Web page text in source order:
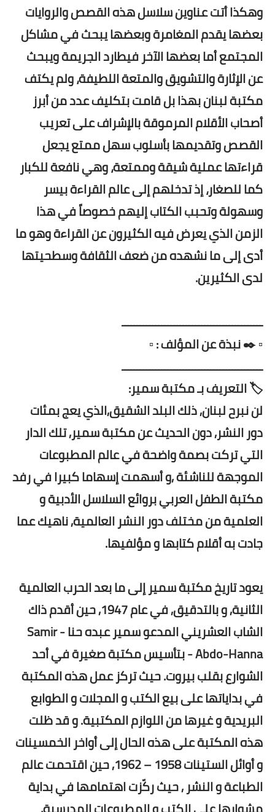
وهكذا أتت عناوين سلاسل هذه القصص والروايات
بعضها يقدم المغامرة وبعضها يبحث في مشاكل
المجتمع أما بعضها الآخر فيطارد الجريمة ويبحث
عن الإثارة والتشويق والمتعة اللطيفة، ولم يكتف
مكتبة لبنان بهذا بل قامت بتكليف عدد من أبرز
أصحاب الأقلام المرموقة بالإشراف على تعريب
القصص وتقديمها بأسلوب سهل ممتع يجعل
قراءتها عملية شيقة وممتعة، وهي نافعة للكبار
كما للصغار، إذ تدخلهم إلى عالم القراءة بيسر
وسهولة وتحبب الكتاب إليهم خصوصاً في هذا
الزمن الذي يعرض فيه الكثيرون عن القراءة وهو ما
أدى إلى ما نشهده من ضعف الثقافة وسطحيتها
لدى الكثيرين.
ــــــــــــــــــــــــــــــــــــــــــــــ
▫️ ✒️ نبذة عن المؤلف : ▫️
ــــــــــــــــــــــــــــــــــــــــــــــ
🏷️ التعريف بـ مكتبة سمير:
لن نبرح لبنان, ذلك البلد الشقيق,الذي يعج بمئات
دور النشر, دون الحديث عن مكتبة سمير, تلك الدار
التي تركت بصمة واضحة في عالم المطبوعات
الموجهة للناشئة ,و أسهمت إسهاما كبيرا في رفد
مكتبة الطفل العربي بروائع السلاسل الأدبية و
العلمية من مختلف دور النشر العالمية, ناهيك عما
جادت به أقلام كتابها و مؤلفيها.
يعود تاريخ مكتبة سمير إلى ما بعد الحرب العالمية
الثانية, و بالتدقيق, في عام 1947, حين أقدم ذاك
الشاب العشريني المدعو سمير عبده حنا - Samir
Abdo-Hanna - بتأسيس مكتبة صغيرة في أحد
الشوارع بقلب بيروت. حيث تركز عمل هذه المكتبة
في بداياتها على بيع الكتب و المجلات و الطوابع
البريدية و غيرها من اللوازم المكتبية. و قد ظلت
هذه المكتبة على هذه الحال إلى أواخر الخمسينات
و أوائل الستينات 1958 – 1962, حين اقتحمت عالم
الطباعة و النشر , حيث ركّزت اهتمامها في بداية